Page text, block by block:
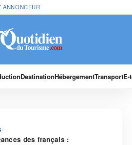
ANNONCEUR
DestinationHébergementTransport
›
des français :